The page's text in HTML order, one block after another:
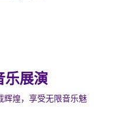
乐展演
辉煌，享受无限音乐魅